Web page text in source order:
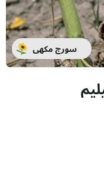
سورج مکھی